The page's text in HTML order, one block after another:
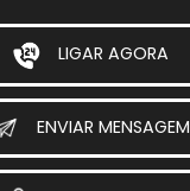
LIGAR AGORA
ENVIAR MENSAGEM